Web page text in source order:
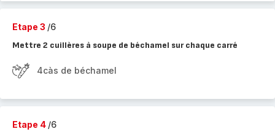
Etape 3 /6
Mettre 2 cuillères à soupe de béchamel sur chaque carré
4càs de béchamel
Etape 4 /6